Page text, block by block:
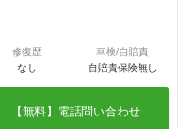
修復歴
なし
車検/自賠責
自賠責保険無し
【無料】電話問い合わせ